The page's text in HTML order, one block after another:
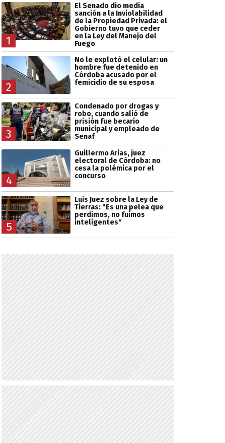
1
El Senado dio media
sanción a la Inviolabilidad
de la Propiedad Privada: el
Gobierno tuvo que ceder
en la Ley del Manejo del
Fuego
2
No le explotó el celular: un
hombre fue detenido en
Córdoba acusado por el
femicidio de su esposa
3
Condenado por drogas y
robo, cuando salió de
prisión fue becario
municipal y empleado de
Senaf
4
Guillermo Arias, juez
electoral de Córdoba: no
cesa la polémica por el
concurso
5
Luis Juez sobre la Ley de
Tierras: "Es una pelea que
perdimos, no fuimos
inteligentes"